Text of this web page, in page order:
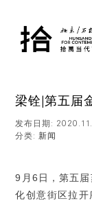
梁铨|第五届
发布日期:
分类:新闻
9月6日，第五
化创意街区拉开